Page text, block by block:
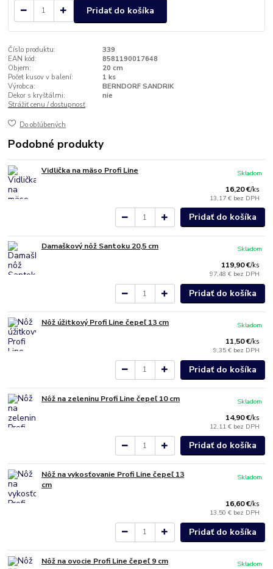
Pridať do košíka
Číslo produktu:
339
EAN kód:
8581190017648
Objem:
20 cm
Počet kusov v balení:
1 ks
Výrobca:
BERNDORF SANDRIK
Dekor s kryštálmi:
nie
Strážiť cenu / dostupnosť
Do obľúbených
Podobné produkty
Vidlička na mäso Profi Line
16,20 €/ks
13,17 € bez DPH
Skladom
Pridať do košíka
Damaškový nôž Santoku 20,5 cm
119,90 €/ks
97,48 € bez DPH
Skladom
Pridať do košíka
Nôž úžitkový Profi Line čepeľ 13 cm
11,50 €/ks
9,35 € bez DPH
Skladom
Pridať do košíka
Nôž na zeleninu Profi Line čepeľ 10 cm
14,90 €/ks
12,11 € bez DPH
Skladom
Pridať do košíka
Nôž na vykosťovanie Profi Line čepeľ 13
cm
16,60 €/ks
13,50 € bez DPH
Skladom
Pridať do košíka
Nôž na ovocie Profi Line čepeľ 9 cm
Skladom